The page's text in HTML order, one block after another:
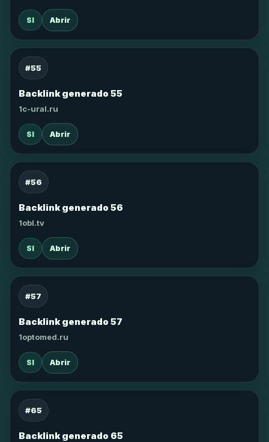
SI Abrir
#55
Backlink generado 55
1c-ural.ru
SI Abrir
#56
Backlink generado 56
1obl.tv
SI Abrir
#57
Backlink generado 57
1optomed.ru
SI Abrir
#65
Backlink generado 65